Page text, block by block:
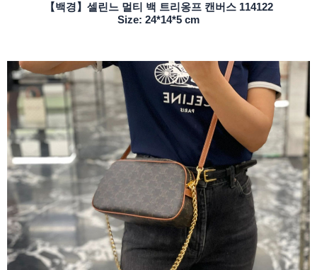
【백경】셀린느 멀티 백 트리옹프 캔버스 114122
Size: 24*14*5 cm